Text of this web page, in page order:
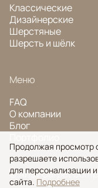
Классические
Дизайнерские
Шерстяные
Шерсть и шёлк
Меню
FAQ
О компании
Блог
© Ansy Carpet
Продолжая просмотр
разрешаете
для персонализации
сайта. Подробнее